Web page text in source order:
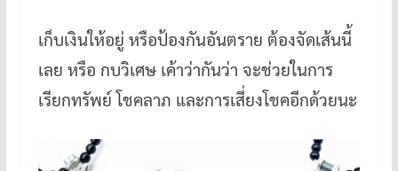
เก็บเงินให้อยู่ หรือป้องกันอันตราย ต้องจัดเส้นนี้
เลย หรือ กบวิเศษ เค้าว่ากันว่า จะช่วยในการ
เรียกทรัพย์ โชคลาภ และการเสี่ยงโชคอีกด้วยนะ